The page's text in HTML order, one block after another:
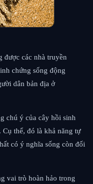
được các nhà truyền
chứng sống động
dân bản địa ở
chú ý của cây hồi sinh
thể, đó là khả năng tự
có ý nghĩa sống còn đối
vai trò hoàn hảo trong